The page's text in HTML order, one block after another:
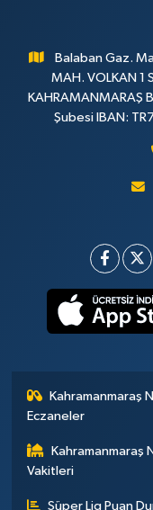
Balaban Gaz.
MAH. VOLKAN 1
KAHRAMANMARAŞ
Şubesi IBAN:
Kahramanmaraş
Eczaneler
Kahramanmaraş
Vakitleri
Süper Lig Puan